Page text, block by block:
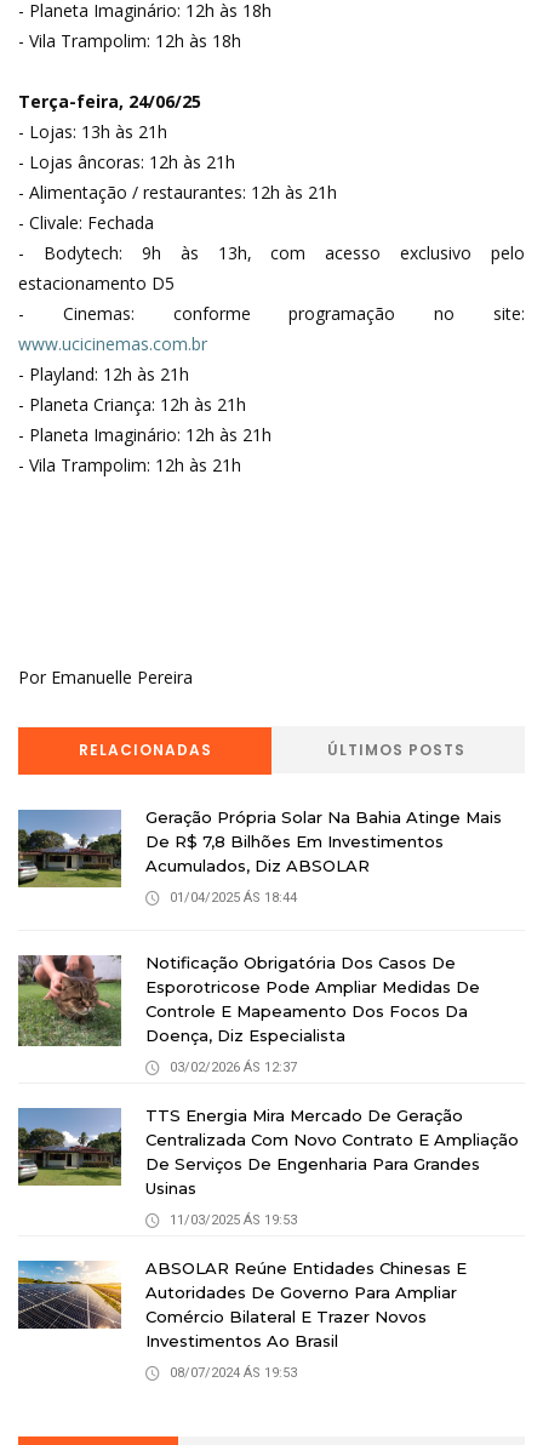
- Planeta Imaginário: 12h às 18h
- Vila Trampolim: 12h às 18h
Terça-feira, 24/06/25
- Lojas: 13h às 21h
- Lojas âncoras: 12h às 21h
- Alimentação / restaurantes: 12h às 21h
- Clivale: Fechada
- Bodytech: 9h às 13h, com acesso exclusivo pelo
estacionamento D5
- Cinemas: conforme programação no site:
www.ucicinemas.com.br
- Playland: 12h às 21h
- Planeta Criança: 12h às 21h
- Planeta Imaginário: 12h às 21h
- Vila Trampolim: 12h às 21h
Por Emanuelle Pereira
RELACIONADAS ÚLTIMOS POSTS
Geração Própria Solar Na Bahia Atinge Mais
De R$ 7,8 Bilhões Em Investimentos
Acumulados, Diz ABSOLAR
01/04/2025 ÁS 18:44
Notificação Obrigatória Dos Casos De
Esporotricose Pode Ampliar Medidas De
Controle E Mapeamento Dos Focos Da
Doença, Diz Especialista
03/02/2026 ÁS 12:37
TTS Energia Mira Mercado De Geração
Centralizada Com Novo Contrato E Ampliação
De Serviços De Engenharia Para Grandes
Usinas
11/03/2025 ÁS 19:53
ABSOLAR Reúne Entidades Chinesas E
Autoridades De Governo Para Ampliar
Comércio Bilateral E Trazer Novos
Investimentos Ao Brasil
08/07/2024 ÁS 19:53